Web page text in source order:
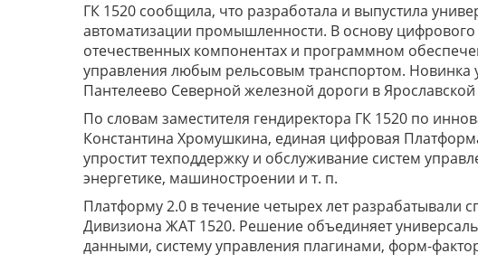
ГК 1520 сообщила, что разработала и выпустила
автоматизации промышленности. В основу
отечественных компонентах и программном
управления любым рельсовым транспортом. Новинка
Пантелеево Северной железной дороги в Ярославской
По словам заместителя гендиректора ГК 1520 по
Константина Хромушкина, единая цифровая
упростит техподдержку и обслуживание систем
энергетике, машиностроении и т. п.
Платформу 2.0 в течение четырех лет
Дивизиона ЖАТ 1520. Решение объединяет
данными, систему управления плагинами, форм-